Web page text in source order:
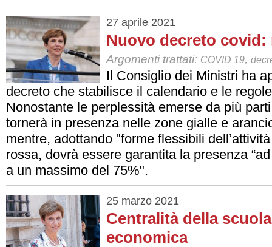
27 aprile 2021
Nuovo decreto
Argomenti trattati: COVID 19,
Il Consiglio dei Ministri ha
decreto che stabilisce il calendario e le
Nonostante le perplessità emerse da più
tornerà in presenza nelle zone gialle e
mentre, adottando "forme flessibili
rossa, dovrà essere garantita la presenza
a un massimo del 75%".
25 marzo 2021
Centralità della
economica